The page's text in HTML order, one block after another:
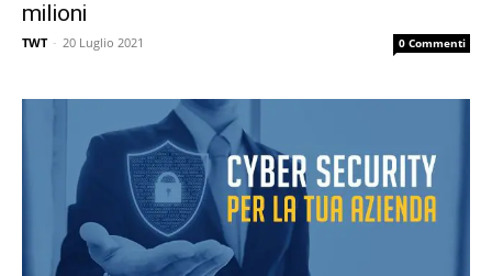
milioni
TWT - 20 Luglio 2021 0 Commenti